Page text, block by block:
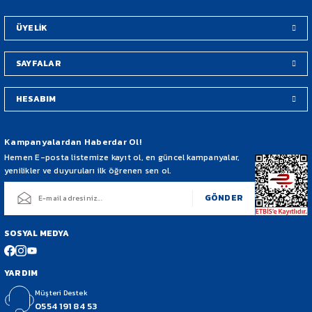
Bu ürüne benzer farklı alternatifler olmalı.
ÜYELİK
SAYFALAR
HESABIM
Kampanyalardan Haberdar Ol!
Hemen E-posta listemize kayıt ol, en güncel kampanyalar,
yenilikler ve duyuruları ilk öğrenen sen ol.
GÖNDER
SOSYAL MEDYA
YARDIM
Müşteri Destek
0554 191 84 53